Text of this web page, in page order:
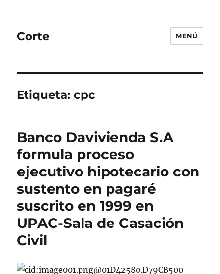
Corte MENÚ
Etiqueta:cpc
Banco Davivienda S.A
formula proceso
ejecutivo hipotecario con
sustento en pagaré
suscrito en 1999 en
UPAC-Sala de Casación
Civil